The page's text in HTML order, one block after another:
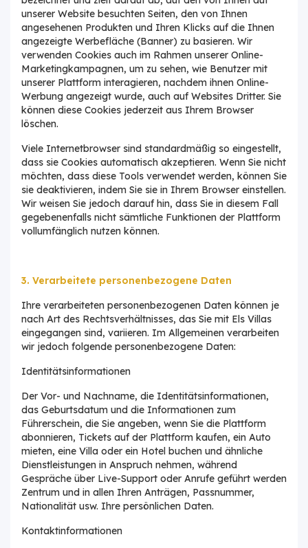
unserer Website besuchten Seiten, den von Ihnen
angesehenen Produkten und Ihren Klicks auf die Ihnen
angezeigte Werbefläche (Banner) zu basieren. Wir
verwenden Cookies auch im Rahmen unserer Online-
Marketingkampagnen, um zu sehen, wie Benutzer mit
unserer Plattform interagieren, nachdem ihnen Online-
Werbung angezeigt wurde, auch auf Websites Dritter. Sie
können diese Cookies jederzeit aus Ihrem Browser
löschen.
Viele Internetbrowser sind standardmäßig so eingestellt,
dass sie Cookies automatisch akzeptieren. Wenn Sie nicht
möchten, dass diese Tools verwendet werden, können Sie
sie deaktivieren, indem Sie sie in Ihrem Browser einstellen.
Wir weisen Sie jedoch darauf hin, dass Sie in diesem Fall
gegebenenfalls nicht sämtliche Funktionen der Plattform
vollumfänglich nutzen können.
3. Verarbeitete personenbezogene Daten
Ihre verarbeiteten personenbezogenen Daten können je
nach Art des Rechtsverhältnisses, das Sie mit Els Villas
eingegangen sind, variieren. Im Allgemeinen verarbeiten
wir jedoch folgende personenbezogene Daten:
Identitätsinformationen
Der Vor- und Nachname, die Identitätsinformationen,
das Geburtsdatum und die Informationen zum
Führerschein, die Sie angeben, wenn Sie die Plattform
abonnieren, Tickets auf der Plattform kaufen, ein Auto
mieten, eine Villa oder ein Hotel buchen und ähnliche
Dienstleistungen in Anspruch nehmen, während
Gespräche über Live-Support oder Anrufe geführt werden
Zentrum und in allen Ihren Anträgen, Passnummer,
Nationalität usw. Ihre persönlichen Daten.
Kontaktinformationen